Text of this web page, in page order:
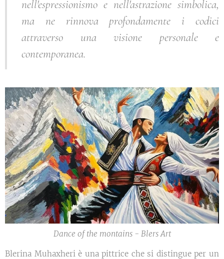
nell'espressionismo e nell'astrazione simbolica,
ma ne rinnova profondamente i codici
attraverso una visione personale e
contemporanea.
Dance of the montains - Blers Art
Blerina Muhaxheri è una pittrice che si distingue per un